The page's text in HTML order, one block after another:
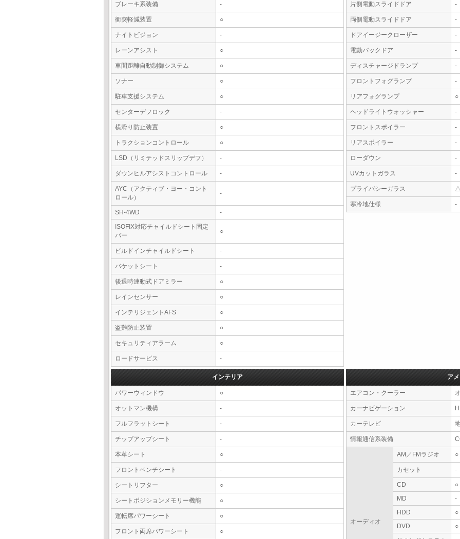
ブレーキ系装備 -
衝突軽減装置 ○
ナイトビジョン -
レーンアシスト ○
車間距離自動制御システム ○
ソナー ○
駐車支援システム ○
センターデフロック -
横滑り防止装置 ○
トラクションコントロール ○
LSD（リミテッドスリップデフ） -
ダウンヒルアシストコントロール -
AYC（アクティブ・ヨー・コント
ロール）
-
SH-4WD
-
ISOFIX対応チャイルドシート固定
バー
○
ビルドインチャイルドシート -
バケットシート -
後退時連動式ドアミラー ○
レインセンサー ○
インテリジェントAFS ○
盗難防止装置 ○
セキュリティアラーム ○
ロードサービス -
片側電動スライドドア -
両側電動スライドドア -
ドアイージークローザー -
電動バックドア -
ディスチャージドランプ -
フロントフォグランプ -
リアフォグランプ ○
ヘッドライトウォッシャー -
フロントスポイラー -
リアスポイラー -
ローダウン -
UVカットガラス -
プライバシーガラス
寒冷地仕様 -
インテリア
パワーウィンドウ ○
オットマン機構 -
フルフラットシート -
チップアップシート -
本革シート ○
フロントベンチシート -
シートリフター ○
シートポジションメモリー機能 ○
運転席パワーシート ○
フロント両席パワーシート ○
ア
エアコン・クーラー
カーナビゲーション
カーテレビ
情報通信系装備
オーディオ
AM／FMラジオ ○
カセット -
CD
○
MD
-
HDD
○
DVD
○